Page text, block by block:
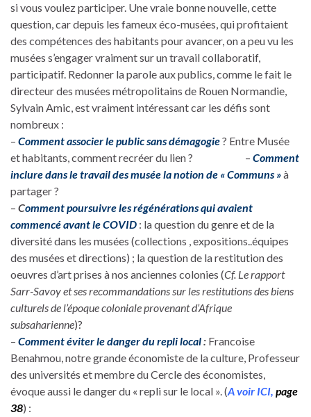
si vous voulez participer. Une vraie bonne nouvelle, cette
question, car depuis les fameux éco-musées, qui profitaient
des compétences des habitants pour avancer, on a peu vu les
musées s’engager vraiment sur un travail collaboratif,
participatif. Redonner la parole aux publics, comme le fait le
directeur des musées métropolitains de Rouen Normandie,
Sylvain Amic, est vraiment intéressant car les défis sont
nombreux :
– Comment associer le public sans démagogie? Entre Musée
et habitants, comment recréer du lien ? – Comment
inclure dans le travail des musée la notion de « Communs »à
partager ?
– Comment poursuivre les régénérations qui avaient
commencé avant le COVID : la question du genre et de la
diversité dans les musées (collections , expositions..équipes
des musées et directions) ; la question de la restitution des
oeuvres d’art prises à nos anciennes colonies (Cf. Le rapport
Sarr-Savoy et ses recommandations sur les restitutions des biens
culturels de l’époque coloniale provenant d’Afrique
subsaharienne)?
– Comment éviter le danger du repli local: Francoise
Benahmou, notre grande économiste de la culture, Professeur
des universités et membre du Cercle des économistes,
évoque aussi le danger du « repli sur le local ». (A voir ICI, page
38) :